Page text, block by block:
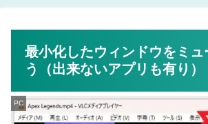
最小化したウィンドウをミュ
う（出来ないアプリも有り）
PC